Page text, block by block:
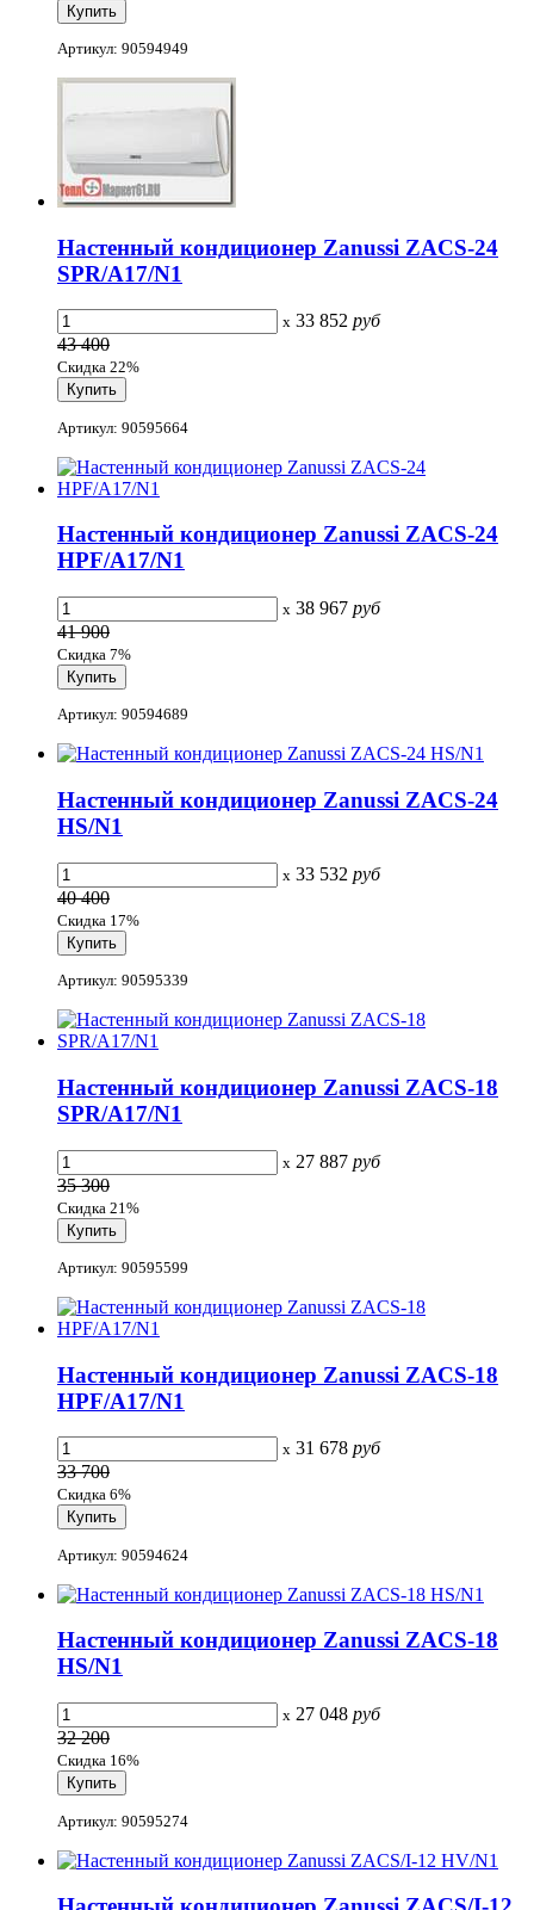
Артикул: 90594949
Настенный кондиционер Zanussi ZACS-24
SPR/A17/N1
x 33 852 руб
43 400
Скидка 22%
Артикул: 90595664
Настенный кондиционер Zanussi ZACS-24
HPF/A17/N1
x 38 967 руб
41 900
Скидка 7%
Артикул: 90594689
Настенный кондиционер Zanussi ZACS-24
HS/N1
x 33 532 руб
40 400
Скидка 17%
Артикул: 90595339
Настенный кондиционер Zanussi ZACS-18
SPR/A17/N1
x 27 887 руб
35 300
Скидка 21%
Артикул: 90595599
Настенный кондиционер Zanussi ZACS-18
HPF/A17/N1
x 31 678 руб
33 700
Скидка 6%
Артикул: 90594624
Настенный кондиционер Zanussi ZACS-18
HS/N1
x 27 048 руб
32 200
Скидка 16%
Артикул: 90595274